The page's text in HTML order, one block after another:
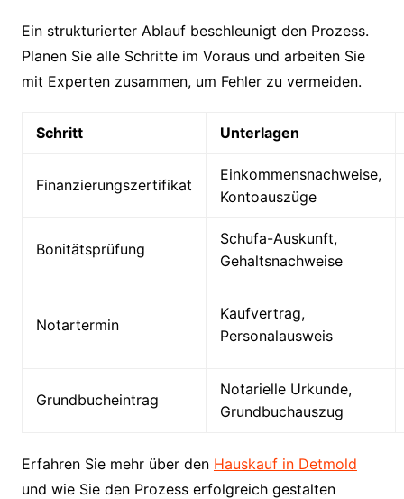
Ein strukturierter Ablauf beschleunigt den Prozess.
Planen Sie alle Schritte im Voraus und arbeiten Sie
mit Experten zusammen, um Fehler zu vermeiden.
Schritt Unterlagen
Finanzierungszertifikat
Einkommensnachweise,
Kontoauszüge
Bonitätsprüfung
Schufa-Auskunft,
Gehaltsnachweise
Notartermin
Kaufvertrag,
Personalausweis
Grundbucheintrag
Notarielle Urkunde,
Grundbuchauszug
Erfahren Sie mehr über den Hauskauf in Detmold
und wie Sie den Prozess erfolgreich gestalten